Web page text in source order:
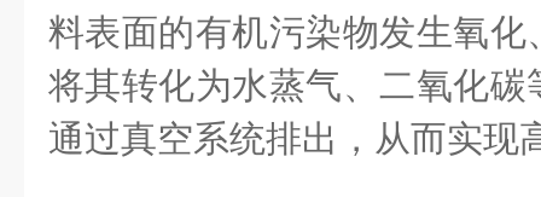
料表面的有机污染物发生氧
将其转化为水蒸气、二氧化
通过真空系统排出，从而实现